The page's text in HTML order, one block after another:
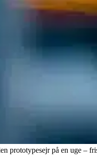
prototypesejr på en uge –